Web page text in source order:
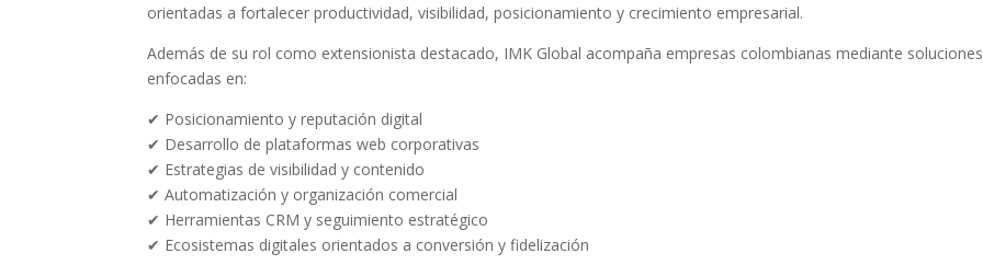
orientadas a fortalecer productividad, visibilidad, posicionamiento y crecimiento empresarial.
Además de su rol como extensionista destacado, IMK Global acompaña empresas colombianas mediante soluciones
enfocadas en:
✔ Posicionamiento y reputación digital
✔ Desarrollo de plataformas web corporativas
✔ Estrategias de visibilidad y contenido
✔ Automatización y organización comercial
✔ Herramientas CRM y seguimiento estratégico
✔ Ecosistemas digitales orientados a conversión y fidelización